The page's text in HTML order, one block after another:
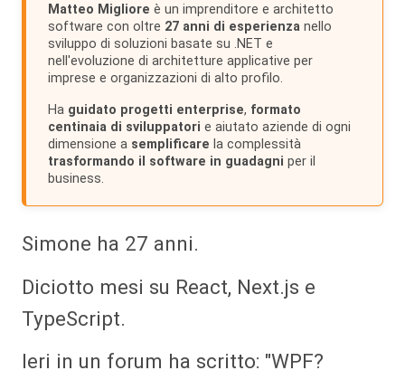
Matteo Migliore è un imprenditore e architetto
software con oltre 27 anni di esperienza nello
sviluppo di soluzioni basate su .NET e
nell'evoluzione di architetture applicative per
imprese e organizzazioni di alto profilo.
Ha guidato progetti enterprise, formato
centinaia di sviluppatori e aiutato aziende di ogni
dimensione a semplificare la complessità
trasformando il software in guadagni per il
business.
Simone ha 27 anni.
Diciotto mesi su React, Next.js e
TypeScript.
Ieri in un forum ha scritto: "WPF?